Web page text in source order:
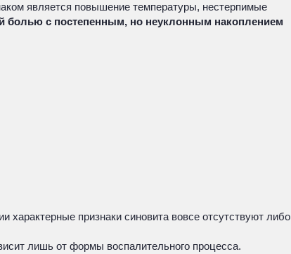
является повышение температуры, нестерпимые
болью с постепенным, но неуклонным накоплением
признаки синовита вовсе отсутствуют либо
лишь от формы воспалительного процесса.